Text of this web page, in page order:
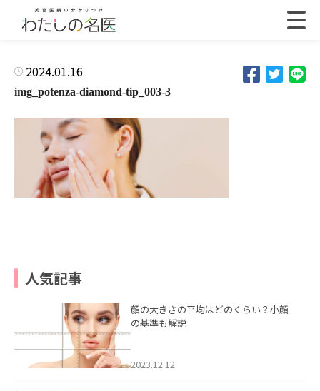
2024.01.16
img_potenza-diamond-tip_003-3
人気記事
顔の大きさの平均はどのくらい？小顔
の基準も解説
2023.12.12